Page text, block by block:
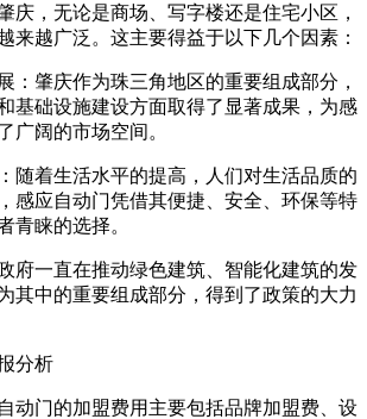
庆，无论是商场、写字楼还是住宅小区，
来越广泛。这主要得益于以下几个因素：
：肇庆作为珠三角地区的重要组成部分，
基础设施建设方面取得了显著成果，为感
广阔的市场空间。
随着生活水平的提高，人们对生活品质的
感应自动门凭借其便捷、安全、环保等特
青睐的选择。
府一直在推动绿色建筑、智能化建筑的发
其中的重要组成部分，得到了政策的大力
分析
动门的加盟费用主要包括品牌加盟费、设